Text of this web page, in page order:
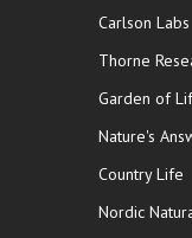
Carlson Labs
Thorne
Garden of
Nature's
Country Life
Nordic